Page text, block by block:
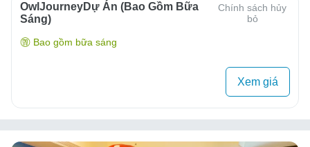
OwlJourneyDự Án (Bao Gồm Bữa
Sáng)
Chính sách hủy
bỏ
Bao gồm bữa sáng
Xem giá